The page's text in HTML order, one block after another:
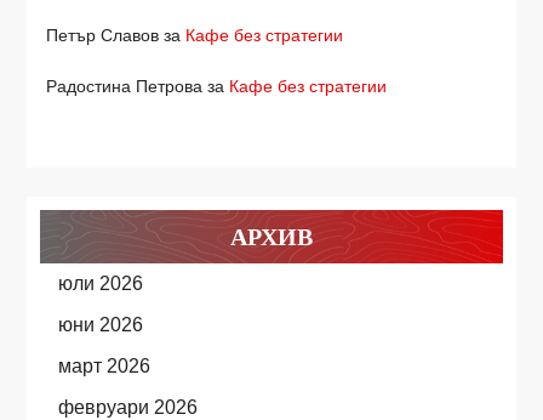
Петър Славов за Кафе без стратегии
Радостина Петрова за Кафе без стратегии
АРХИВ
юли 2026
юни 2026
март 2026
февруари 2026